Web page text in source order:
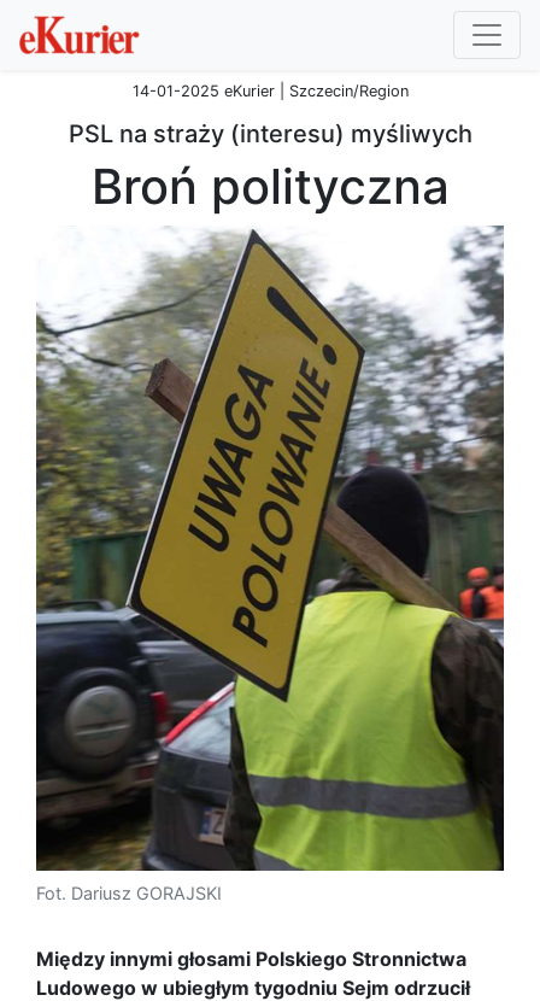
14-01-2025 eKurier | Szczecin/Region
PSL na straży (interesu) myśliwych
Broń polityczna
Fot. Dariusz GORAJSKI
Między innymi głosami Polskiego Stronnictwa
Ludowego w ubiegłym tygodniu Sejm odrzucił